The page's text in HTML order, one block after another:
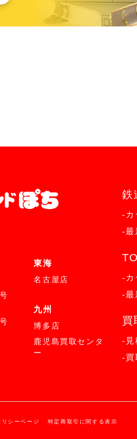
東海
名古屋店
九州
博多店
鹿児島買取センタ
ー
鉄
-カ
-最
-カ
-最
買
-見
-買
リシーページ 特定商取引に関する表示